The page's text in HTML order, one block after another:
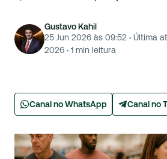
Gustavo Kahil
25 Jun 2026 às 09:52 · Última
2026 · 1 min leitura
Canal no WhatsApp Canal no